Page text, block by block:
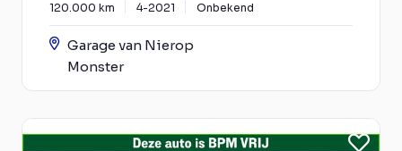
120.000 km 4-2021 Onbekend
Garage van Nierop
Monster